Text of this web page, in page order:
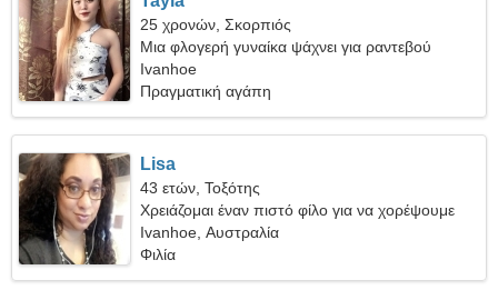
25 χρονών, Σκορπιός
Μια φλογερή γυναίκα ψάχνει για ραντεβού
Ivanhoe
Πραγματική αγάπη
Lisa
43 ετών, Τοξότης
Χρειάζομαι έναν πιστό φίλο για να χορέψουμε
μαζί
Ivanhoe, Αυστραλία
Φιλία